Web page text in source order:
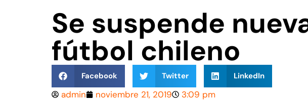
Se suspende
fútbol chileno
Facebook Twitter LinkedIn
admin noviembre 21, 2019 3:09 pm